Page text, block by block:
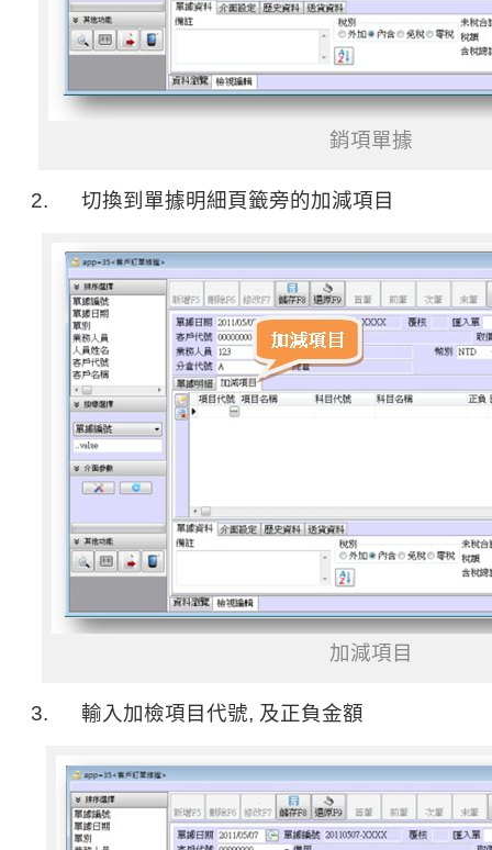
銷項單據
2. 切換到單據明細頁籤旁的加減項目
加減項目
3. 輸入加檢項目代號, 及正負金額